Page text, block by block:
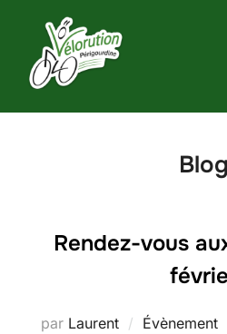
contenu
Blog
Rendez-vous
par Laurent Évènement